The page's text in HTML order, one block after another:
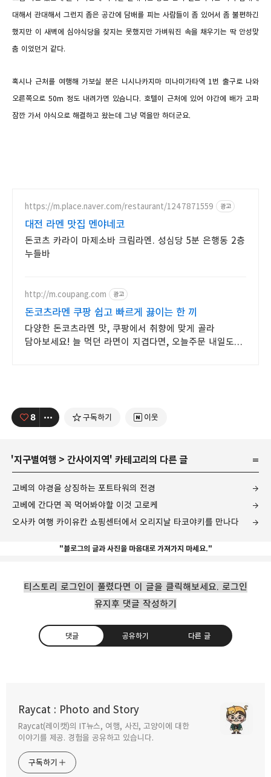
대해서 관대해서 그런지 좁은 공간에 담배를 피는 사람들이 좀 있어서 좀 불편하긴
했지만 이 새벽에 심야식당을 찾지는 못했지만 가벼워진 속을 채우기는 딱 안성맞
춤 이었던거 같다.
혹시나 근처를 여행해 가보실 분은 니시나카지마 미나미가타역 1번 출구로 나와
오른쪽으로 50m 정도 내려가면 있습니다. 호텔이 근처에 있어 야간에 배가 고파
잠깐 가서 야식으로 해결하고 왔는데 그냥 먹을만 하더군요.
https://m.place.naver.com/restaurant/1247871559 광고
대전 라멘 맛집 멘야네코
돈코츠 카라이 마제소바 크림라멘. 성심당 5분 은행동 2층
누들바
http://m.coupang.com 광고
돈코츠라멘 쿠팡 쉽고 빠르게 끓이는 한 끼
다양한 돈코츠라멘 맛, 쿠팡에서 취향에 맞게 골라
담아보세요! 늘 먹던 라면이 지겹다면, 오늘주문 내일도착
8 구독하기 이웃
'지구별여행 > 간사이지역' 카테고리의 다른 글
고베의 야경을 상징하는 포트타워의 전경
고베에 간다면 꼭 먹어봐야할 이것 고로케
오사카 여행 카이유칸 쇼핑센터에서 오리지날 타코야키를 만나다
"블로그의 글과 사진을 마음대로 가져가지 마세요."
티스토리 로그인이 풀렸다면 이 글을 클릭해보세요. 로그인
유지후 댓글 작성하기
댓글 공유하기 다른 글
Raycat : Photo and Story
Raycat(레이캣)의 IT뉴스, 여행, 사진, 고양이에 대한
이야기를 제공. 경험을 공유하고 있습니다.
구독하기
구독하기 카카오톡
후시미이나리 신사
2013.07.22
고베의 야경을 상징하는 포트타워의 전경